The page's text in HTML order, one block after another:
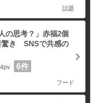
話題
の思考？」赤福2個
驚き SNSで共感の
6件
フード